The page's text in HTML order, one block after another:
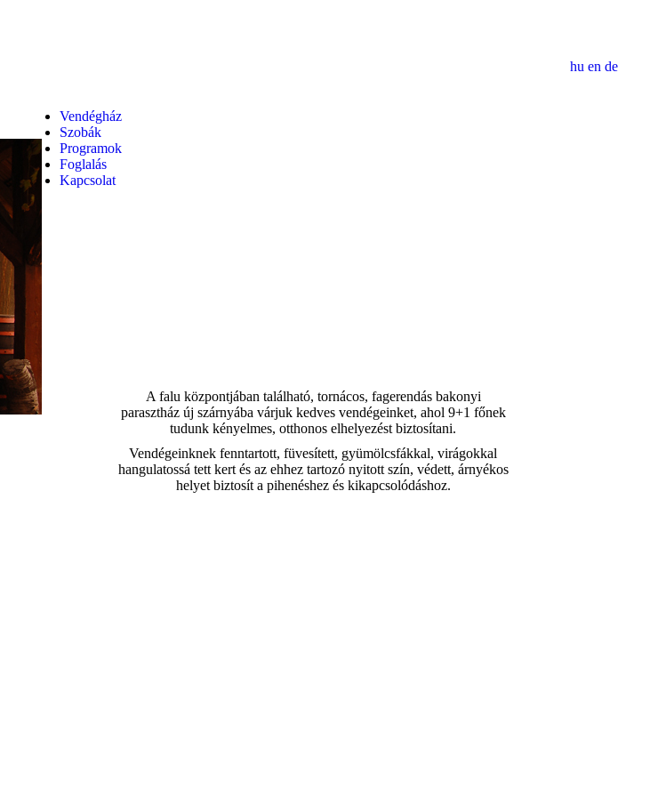
hu en de
A falu központjában található, tornácos, fagerendás bakonyi
parasztház új szárnyába várjuk kedves vendégeinket, ahol 9+1 főnek
tudunk kényelmes, otthonos elhelyezést biztosítani.
Vendégeinknek fenntartott, füvesített, gyümölcsfákkal, virágokkal
hangulatossá tett kert és az ehhez tartozó nyitott szín, védett, árnyékos
helyet biztosít a pihenéshez és kikapcsolódáshoz.
Vendégház
Szobák
Programok
Foglalás
Kapcsolat